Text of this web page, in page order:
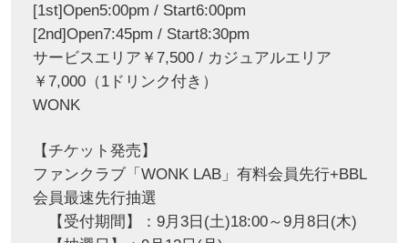
[1st]Open5:00pm / Start6:00pm
[2nd]Open7:45pm / Start8:30pm
サービスエリア￥7,500 / カジュアルエリア
￥7,000（1ドリンク付き）
WONK
【チケット発売】
ファンクラブ「WONK LAB」有料会員先行+BBL
会員最速先行抽選
【受付期間】：9月3日(土)18:00～9月8日(木)